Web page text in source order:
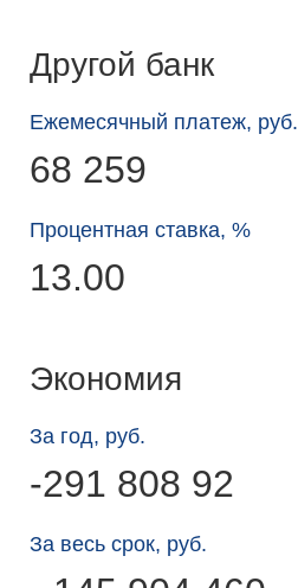
Другой банк
Ежемесячный платеж, руб.
68 259
Процентная ставка, %
13.00
Экономия
За год, руб.
-291 808 92
За весь срок, руб.